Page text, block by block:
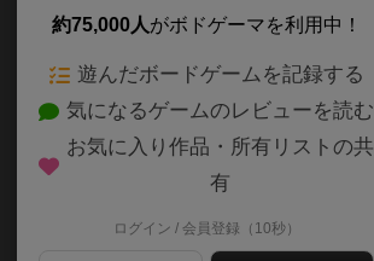
ゴールドリバー
Gold River
35分前後
約75,000人がボドゲーマを利用中！
遊んだボードゲームを記録する
気になるゲームのレビューを読む
お気に入り作品・所有リストの共
有
ログイン / 会員登録（10秒）